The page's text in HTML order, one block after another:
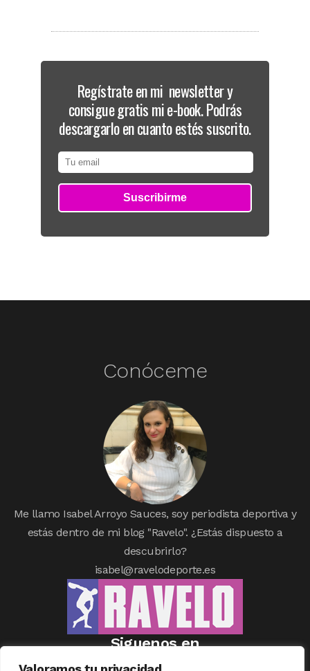
Regístrate en mi newsletter y
consigue gratis mi e-book. Podrás
descargarlo en cuanto estés suscrito.
Conóceme
Me llamo Isabel Arroyo Sauces, soy periodista deportiva y
estás dentro de mi blog "Ravelo". ¿Estás dispuesto a
descubrirlo?
isabel@ravelodeporte.es
Siguenos en